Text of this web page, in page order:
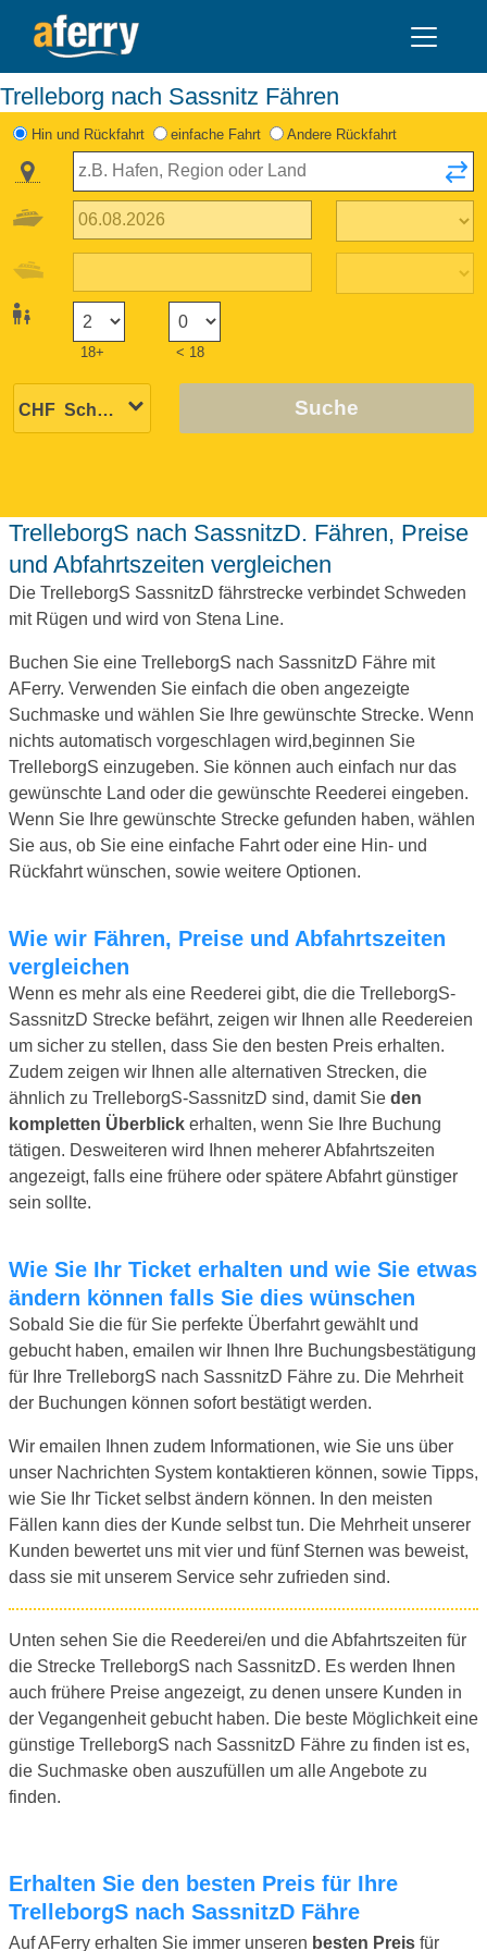
Trelleborg nach Sassnitz Fähren
Hin und Rückfahrt einfache Fahrt Andere Rückfahrt
18+ < 18
Suche
TrelleborgS nach SassnitzD. Fähren, Preise
und Abfahrtszeiten vergleichen
Die TrelleborgS SassnitzD fährstrecke verbindet Schweden
mit Rügen und wird von Stena Line.
Buchen Sie eine TrelleborgS nach SassnitzD Fähre mit
AFerry. Verwenden Sie einfach die oben angezeigte
Suchmaske und wählen Sie Ihre gewünschte Strecke. Wenn
nichts automatisch vorgeschlagen wird,beginnen Sie
TrelleborgS einzugeben. Sie können auch einfach nur das
gewünschte Land oder die gewünschte Reederei eingeben.
Wenn Sie Ihre gewünschte Strecke gefunden haben, wählen
Sie aus, ob Sie eine einfache Fahrt oder eine Hin- und
Rückfahrt wünschen, sowie weitere Optionen.
Wie wir Fähren, Preise und Abfahrtszeiten
vergleichen
Wenn es mehr als eine Reederei gibt, die die TrelleborgS-
SassnitzD Strecke befährt, zeigen wir Ihnen alle Reedereien
um sicher zu stellen, dass Sie den besten Preis erhalten.
Zudem zeigen wir Ihnen alle alternativen Strecken, die
ähnlich zu TrelleborgS-SassnitzD sind, damit Sie den
kompletten Überblick erhalten, wenn Sie Ihre Buchung
tätigen. Desweiteren wird Ihnen meherer Abfahrtszeiten
angezeigt, falls eine frühere oder spätere Abfahrt günstiger
sein sollte.
Wie Sie Ihr Ticket erhalten und wie Sie etwas
ändern können falls Sie dies wünschen
Sobald Sie die für Sie perfekte Überfahrt gewählt und
gebucht haben, emailen wir Ihnen Ihre Buchungsbestätigung
für Ihre TrelleborgS nach SassnitzD Fähre zu. Die Mehrheit
der Buchungen können sofort bestätigt werden.
Wir emailen Ihnen zudem Informationen, wie Sie uns über
unser Nachrichten System kontaktieren können, sowie Tipps,
wie Sie Ihr Ticket selbst ändern können. In den meisten
Fällen kann dies der Kunde selbst tun. Die Mehrheit unserer
Kunden bewertet uns mit vier und fünf Sternen was beweist,
dass sie mit unserem Service sehr zufrieden sind.
Unten sehen Sie die Reederei/en und die Abfahrtszeiten für
die Strecke TrelleborgS nach SassnitzD. Es werden Ihnen
auch frühere Preise angezeigt, zu denen unsere Kunden in
der Vegangenheit gebucht haben. Die beste Möglichkeit eine
günstige TrelleborgS nach SassnitzD Fähre zu finden ist es,
die Suchmaske oben auszufüllen um alle Angebote zu
finden.
Erhalten Sie den besten Preis für Ihre
TrelleborgS nach SassnitzD Fähre
Auf AFerry erhalten Sie immer unseren besten Preis für